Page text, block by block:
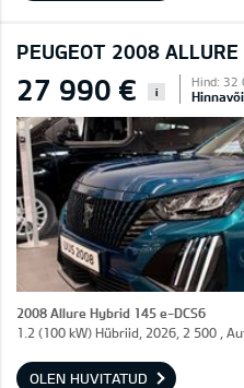
PEUGEOT 2008
27 990 € i
Hind: 32
2008 Allure Hybrid 145 e-DCS6
1.2 (100 kW) Hübriid, 2026, 2 500 ,
OLEN HUVITATUD